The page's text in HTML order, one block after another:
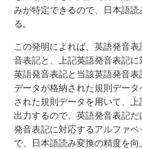
みが特定できるので、日本語
る。
この発明によれば、英語発音
音表記と、上記英語発音表記
英語発音表記と当該英語発音
データが格納された規則デー
された規則データを用いて、
出力するので、英語発音表記
発音表記に対応するアルファ
で、日本語読み変換の精度を向